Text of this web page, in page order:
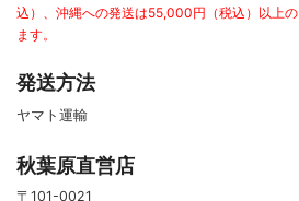
込）、沖縄への発送は55,000円（税込）以上
ます。
発送方法
ヤマト運輸
秋葉原直営店
〒101-0021